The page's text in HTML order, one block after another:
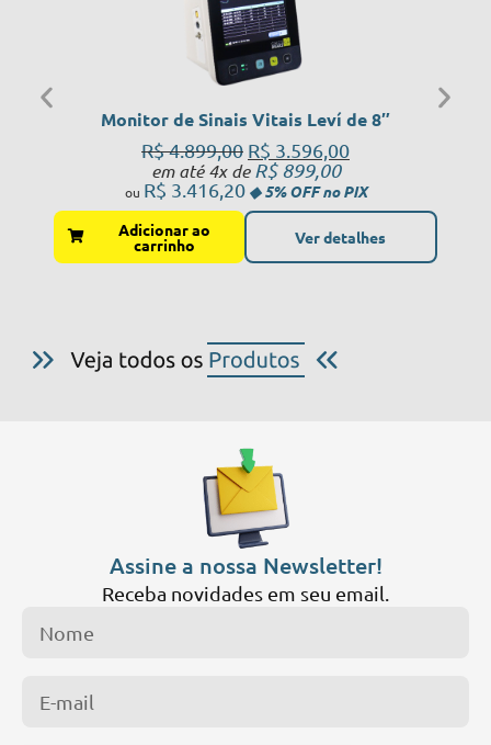
Monitor de Sinais Vitais Leví de 8″
R$4.899,00 R$ 3.596,00
em até 4x deR$899,00
R$ 3.416,20
Adicionar ao
carrinho Ver detalhes
Assine a nossa Newsletter!
Receba novidades em seu email.